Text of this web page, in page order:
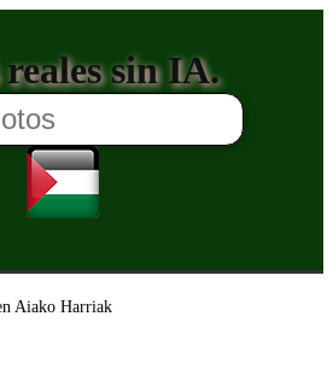
sin IA.
Aiako Harriak